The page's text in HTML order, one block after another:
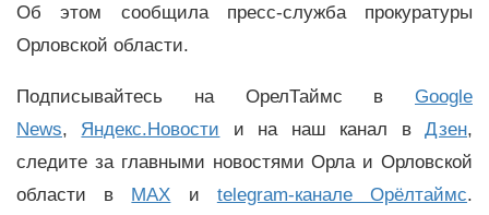
Об этом сообщила пресс-служба прокуратуры
Орловской области.
Подписывайтесь на ОрелТаймс в Google
News, Яндекс.Новости и на наш канал вДзен,
следите за главными новостями Орла и Орловской
области в MAX и telegram-канале Орёлтаймс.